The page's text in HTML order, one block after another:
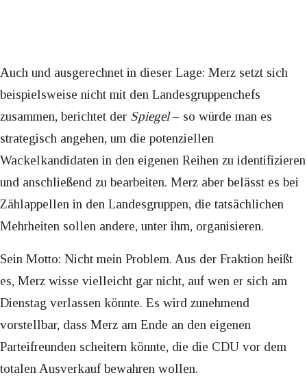
Auch und ausgerechnet in dieser Lage: Merz setzt sich
beispielsweise nicht mit den Landesgruppenchefs
zusammen, berichtet der Spiegel– so würde man es
strategisch angehen, um die potenziellen
Wackelkandidaten in den eigenen Reihen zu identifizieren
und anschließend zu bearbeiten. Merz aber belässt es bei
Zählappellen in den Landesgruppen, die tatsächlichen
Mehrheiten sollen andere, unter ihm, organisieren.
Sein Motto: Nicht mein Problem. Aus der Fraktion heißt
es, Merz wisse vielleicht gar nicht, auf wen er sich am
Dienstag verlassen könnte. Es wird zunehmend
vorstellbar, dass Merz am Ende an den eigenen
Parteifreunden scheitern könnte, die die CDU vor dem
totalen Ausverkauf bewahren wollen.